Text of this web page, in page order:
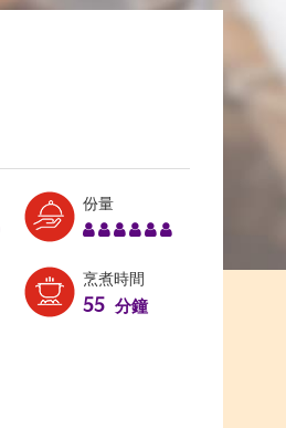
份量Serves:
烹煮時間
55 分鐘